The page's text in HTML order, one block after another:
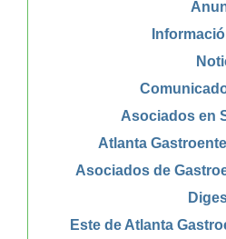
Asociados en
Atlanta
Asociados de
Este de Atlanta